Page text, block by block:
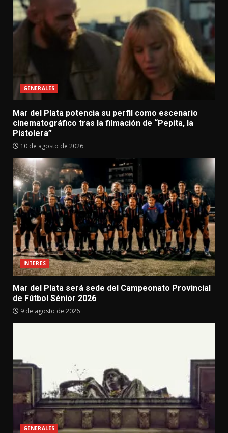
GENERALES
Mar del Plata potencia su perfil como escenario
cinematográfico tras la filmación de “Pepita, la
Pistolera”
10 de agosto de 2026
INTERES
Mar del Plata será sede del Campeonato Provincial
de Fútbol Sénior 2026
9 de agosto de 2026
GENERALES